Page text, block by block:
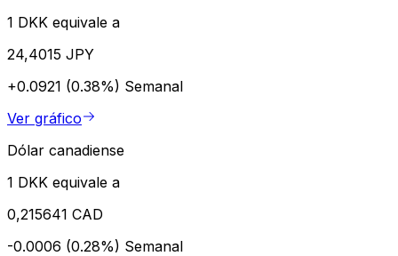
1 DKK equivale a
24,4015 JPY
+0.0921 (0.38%) Semanal
Ver gráfico
Dólar canadiense
1 DKK equivale a
0,215641 CAD
-0.0006 (0.28%) Semanal